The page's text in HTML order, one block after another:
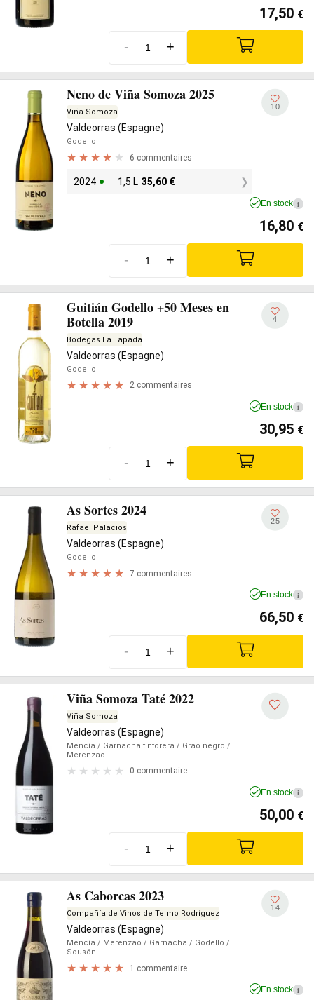
17,50 €
- +
Neno de Viña Somoza 2025
Viña Somoza
Valdeorras (Espagne)
Godello
6 commentaires
2024 1,5 L 35,60 €
10
En stock i
16,80 €
- +
Guitián Godello +50 Meses en
Botella 2019
Bodegas La Tapada
Valdeorras (Espagne)
Godello
2 commentaires
4
En stock i
30,95 €
- +
As Sortes 2024
Rafael Palacios
Valdeorras (Espagne)
Godello
7 commentaires
25
En stock i
66,50 €
- +
Viña Somoza Taté 2022
Viña Somoza
Valdeorras (Espagne)
Mencía / Garnacha tintorera / Grao negro /
Merenzao
0 commentaire
En stock i
50,00 €
- +
As Caborcas 2023
Compañía de Vinos de Telmo Rodríguez
Valdeorras (Espagne)
Mencía / Merenzao / Garnacha / Godello /
Sousón
1 commentaire
14
En stock i